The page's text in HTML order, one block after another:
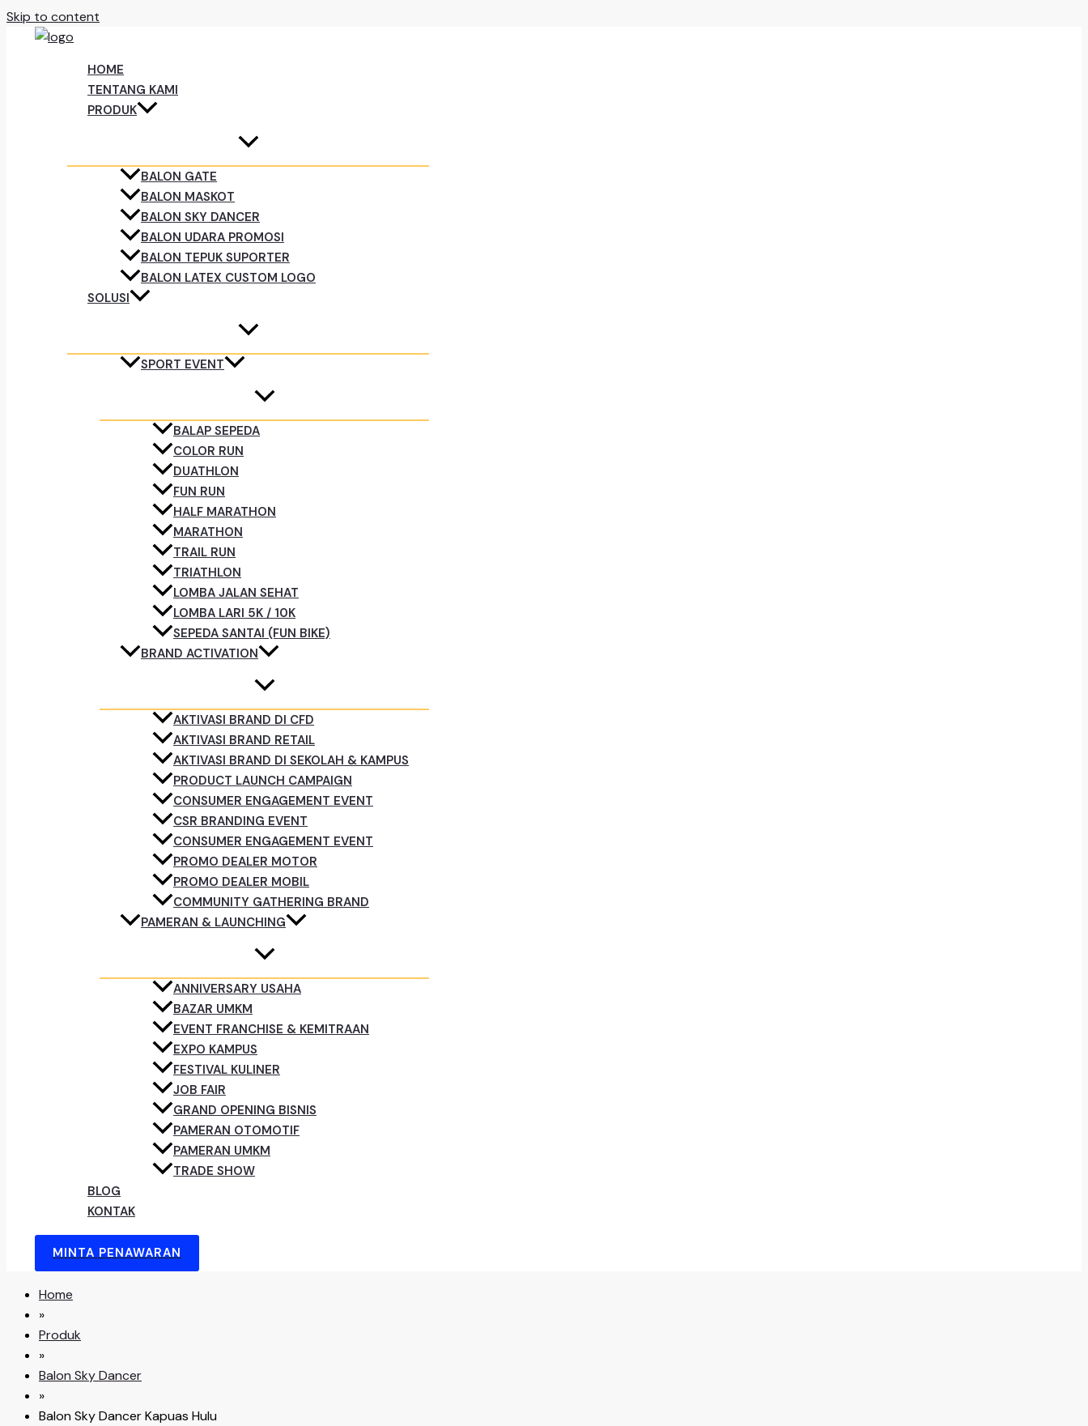
Skip to content
HOME
TENTANG KAMI
PRODUK
BALON GATE
BALON MASKOT
BALON SKY DANCER
BALON UDARA PROMOSI
BALON TEPUK SUPORTER
BALON LATEX CUSTOM LOGO
SOLUSI
SPORT EVENT
BALAP SEPEDA
COLOR RUN
DUATHLON
FUN RUN
HALF MARATHON
MARATHON
TRAIL RUN
TRIATHLON
LOMBA JALAN SEHAT
LOMBA LARI 5K / 10K
SEPEDA SANTAI (FUN BIKE)
BRAND ACTIVATION
AKTIVASI BRAND DI CFD
AKTIVASI BRAND RETAIL
AKTIVASI BRAND DI SEKOLAH & KAMPUS
PRODUCT LAUNCH CAMPAIGN
CONSUMER ENGAGEMENT EVENT
CSR BRANDING EVENT
CONSUMER ENGAGEMENT EVENT
PROMO DEALER MOTOR
PROMO DEALER MOBIL
COMMUNITY GATHERING BRAND
PAMERAN & LAUNCHING
ANNIVERSARY USAHA
BAZAR UMKM
EVENT FRANCHISE & KEMITRAAN
EXPO KAMPUS
FESTIVAL KULINER
JOB FAIR
GRAND OPENING BISNIS
PAMERAN OTOMOTIF
PAMERAN UMKM
TRADE SHOW
BLOG
KONTAK
MINTA PENAWARAN
Home
»
Produk
»
Balon Sky Dancer
»
Balon Sky Dancer Kapuas Hulu